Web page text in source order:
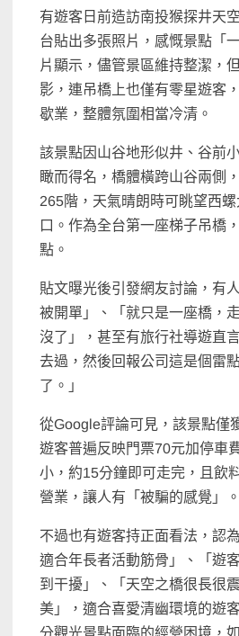
有遊客日前造訪南投猴探井天
台貼出多張照片，感慨景點「
片顯示，儘管景區維持整潔，
影，連吊橋上也僅有零星遊客
歇業，整體氛圍相當冷清。
該景點因山谷地形似井、谷前
瞰而得名，橋體橫跨山谷兩側
265階，天氣晴朗時可眺望西
口。作為全台第一座梯子吊橋
點。
貼文曝光後引發網友討論，有
被開單」、「就只是一座橋，
沒了」，甚至有旅行社導遊直
去過，然後回報公司這是個雷
了。」
從Google評論可見，該景點僅
遊客普遍反映門票70元加停車
小，約15分鐘即可走完，且飲
營業，讓人有「被騙的感覺」。
不過也有遊客持正面看法，認
適合年長者活動筋骨」、「遊
到干擾」、「天空之橋很長很
美」，適合喜愛清幽環境的遊